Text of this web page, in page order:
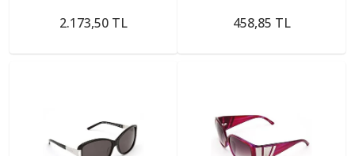
2.173,50 TL 458,85 TL